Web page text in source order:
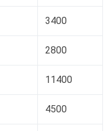
3400
2800
11400
4500